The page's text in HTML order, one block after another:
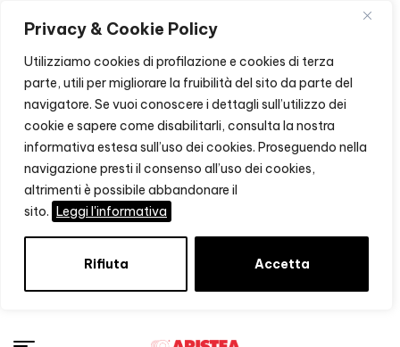
Privacy & Cookie Policy
Utilizziamo cookies di profilazione e cookies di terza
parte, utili per migliorare la fruibilità del sito da parte del
navigatore. Se vuoi conoscere i dettagli sull’utilizzo dei
cookie e sapere come disabilitarli, consulta la nostra
informativa estesa sull’uso dei cookies. Proseguendo nella
navigazione presti il consenso all’uso dei cookies,
altrimenti è possibile abbandonare il
sito. Leggi l'informativa
Rifiuta Accetta